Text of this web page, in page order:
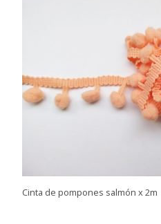
Cinta de pompones salmón x 2m